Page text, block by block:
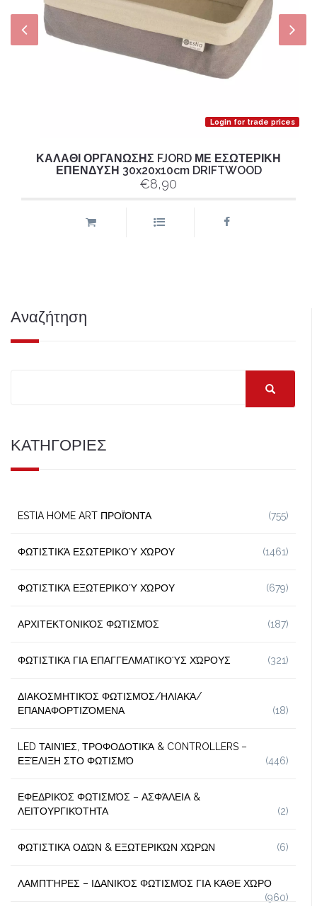
Login for trade prices
ΚΑΛΑΘΙ ΟΡΓΑΝΩΣΗΣ FJORD ΜΕ ΕΣΩΤΕΡΙΚΗ
ΕΠΕΝΔΥΣΗ 30x20x10cm DRIFTWOOD
€8,90
Αναζήτηση
ΚΑΤΗΓΟΡΙΕΣ
ESTIA HOME ART ΠΡΟΪΌΝΤΑ (755)
ΦΩΤΙΣΤΙΚΆ ΕΣΩΤΕΡΙΚΟΎ ΧΏΡΟΥ (1461)
ΦΩΤΙΣΤΙΚΆ ΕΞΩΤΕΡΙΚΟΎ ΧΏΡΟΥ (679)
ΑΡΧΙΤΕΚΤΟΝΙΚΌΣ ΦΩΤΙΣΜΌΣ (187)
ΦΩΤΙΣΤΙΚΆ ΓΙΑ ΕΠΑΓΓΕΛΜΑΤΙΚΟΎΣ ΧΏΡΟΥΣ (321)
ΔΙΑΚΟΣΜΗΤΙΚΌΣ ΦΩΤΙΣΜΌΣ/ΗΛΙΑΚΆ/
ΕΠΑΝΑΦΟΡΤΙΖΌΜΕΝΑ
(18)
LED ΤΑΙΝΊΕΣ, ΤΡΟΦΟΔΟΤΙΚΆ & CONTROLLERS –
ΕΞΈΛΙΞΗ ΣΤΟ ΦΩΤΙΣΜΌ
(446)
ΕΦΕΔΡΙΚΌΣ ΦΩΤΙΣΜΌΣ – ΑΣΦΆΛΕΙΑ &
ΛΕΙΤΟΥΡΓΙΚΌΤΗΤΑ
(2)
ΦΩΤΙΣΤΙΚΆ ΟΔΏΝ & ΕΞΩΤΕΡΙΚΏΝ ΧΏΡΩΝ (6)
ΛΑΜΠΤΉΡΕΣ – ΙΔΑΝΙΚΌΣ ΦΩΤΙΣΜΌΣ ΓΙΑ ΚΆΘΕ ΧΏΡΟ
(960)